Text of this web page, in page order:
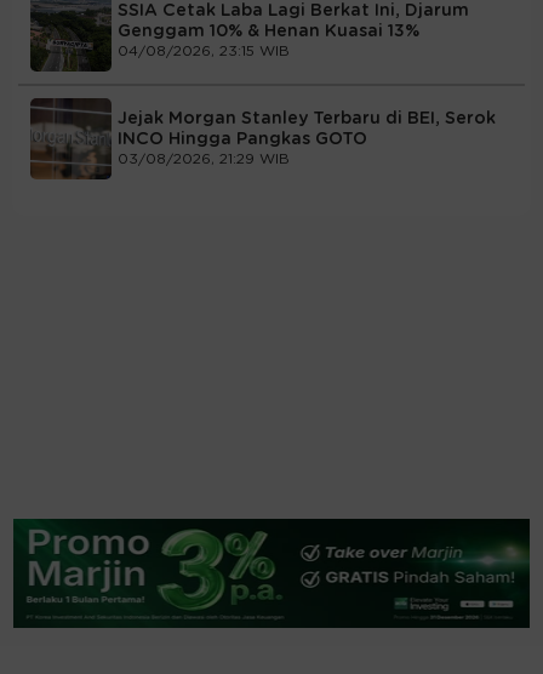
SSIA Cetak Laba Lagi Berkat Ini, Djarum
Genggam 10% & Henan Kuasai 13%
04/08/2026, 23:15 WIB
Jejak Morgan Stanley Terbaru di BEI, Serok
INCO Hingga Pangkas GOTO
03/08/2026, 21:29 WIB